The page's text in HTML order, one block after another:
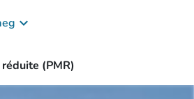
keyboard_arrow_down
(PMR)